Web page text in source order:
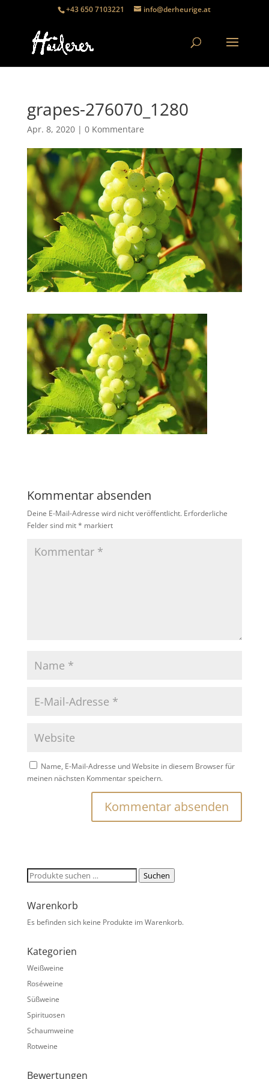
+43 650 7103221 info@derheurige.at
grapes-276070_1280
Apr. 8, 2020| 0 Kommentare
Kommentar absenden
Deine E-Mail-Adresse wird nicht veröffentlicht. Erforderliche
Felder sind mit* markiert
Name, E-Mail-Adresse und Website in diesem Browser für
meinen nächsten Kommentar speichern.
Suchen
nach:
Suchen
Warenkorb
Es befinden sich keine Produkte im Warenkorb.
Kategorien
Weißweine
Roséweine
Süßweine
Spirituosen
Schaumweine
Rotweine
Bewertungen